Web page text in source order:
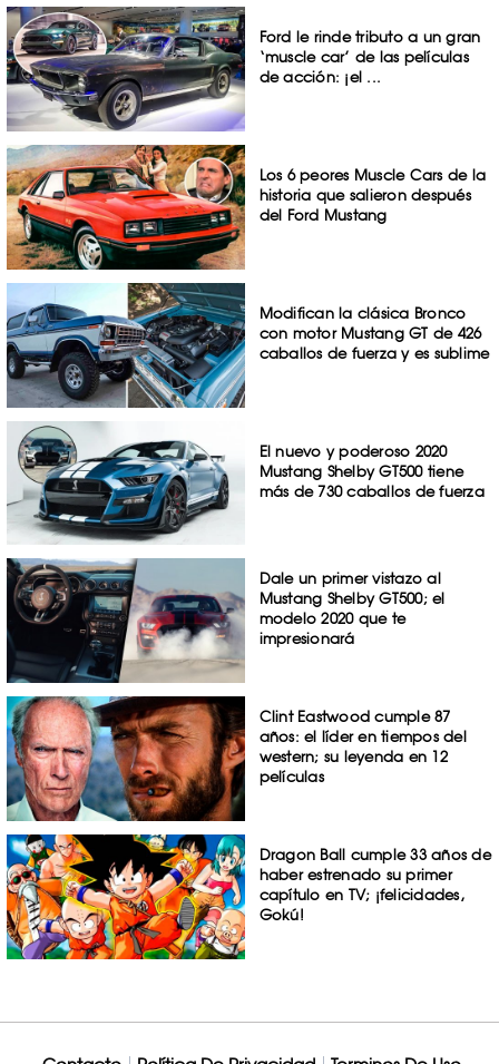
Ford le rinde tributo a un gran
‘muscle car’ de las películas
de acción: ¡el ...
Los 6 peores Muscle Cars de la
historia que salieron después
del Ford Mustang
Modifican la clásica Bronco
con motor Mustang GT de 426
caballos de fuerza y es sublime
El nuevo y poderoso 2020
Mustang Shelby GT500 tiene
más de 730 caballos de fuerza
Dale un primer vistazo al
Mustang Shelby GT500; el
modelo 2020 que te
impresionará
Clint Eastwood cumple 87
años: el líder en tiempos del
western; su leyenda en 12
películas
Dragon Ball cumple 33 años de
haber estrenado su primer
capítulo en TV; ¡felicidades,
Gokú!